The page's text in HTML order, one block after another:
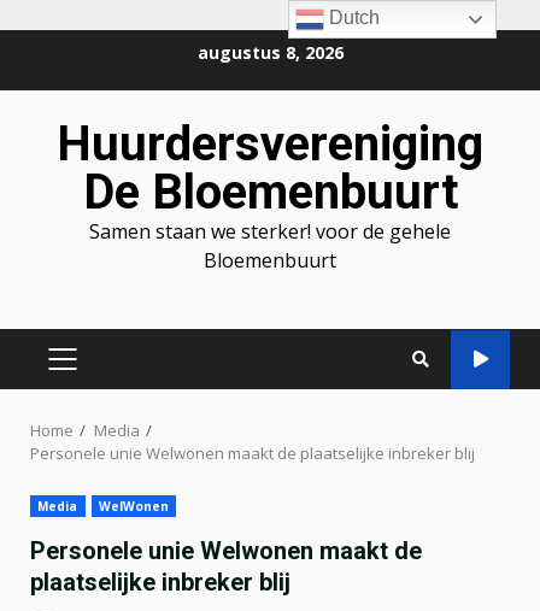
inhoud
augustus 8, 2026
Huurdersvereniging
De Bloemenbuurt
Samen staan we sterker! voor de gehele
Bloemenbuurt
PRIMAIR
Home
Media
Personele unie Welwonen maakt de plaatselijke inbreker blij
Media WelWonen
Personele unie Welwonen maakt de
plaatselijke inbreker blij
Dutch